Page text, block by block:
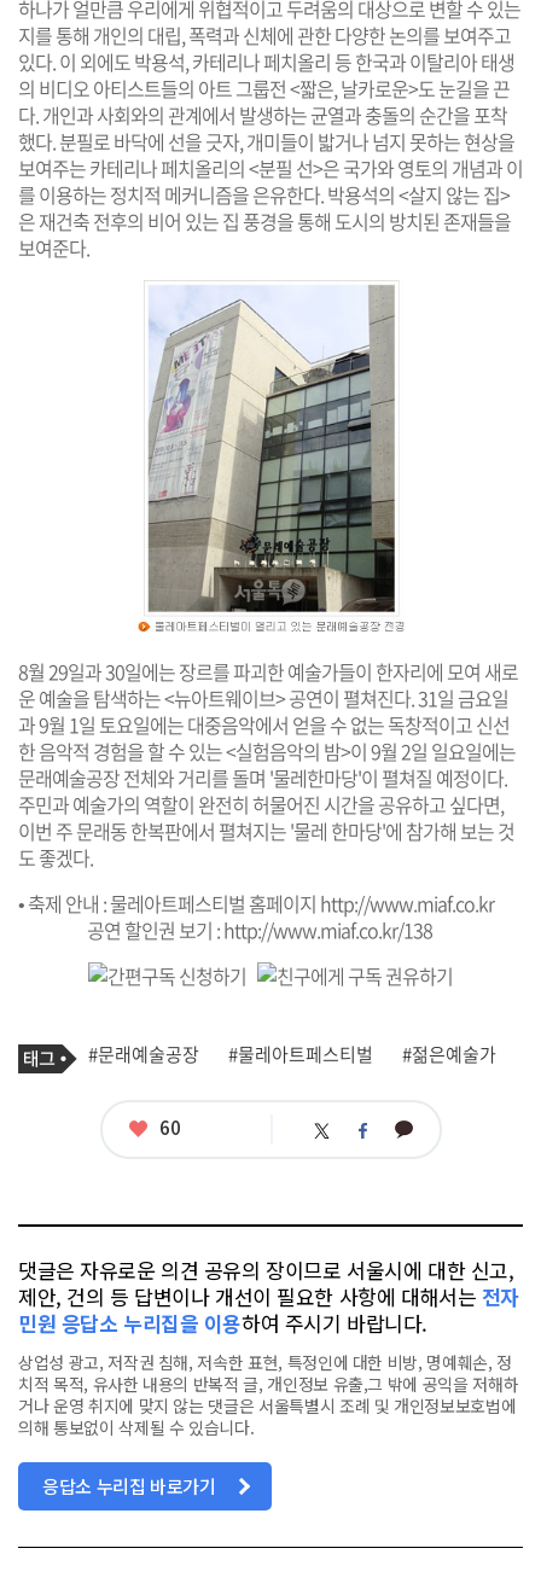
하나가 얼만큼 우리에게 위협적이고 두려움의 대상으로 변할 수 있는
지를 통해 개인의 대립, 폭력과 신체에 관한 다양한 논의를 보여주고
있다. 이 외에도 박용석, 카테리나 페치올리 등 한국과 이탈리아 태생
의 비디오 아티스트들의 아트 그룹전 <짧은, 날카로운>도 눈길을 끈
다. 개인과 사회와의 관계에서 발생하는 균열과 충돌의 순간을 포착
했다. 분필로 바닥에 선을 긋자, 개미들이 밟거나 넘지 못하는 현상을
보여주는 카테리나 페치올리의 <분필 선>은 국가와 영토의 개념과 이
를 이용하는 정치적 메커니즘을 은유한다. 박용석의 <살지 않는 집>
은 재건축 전후의 비어 있는 집 풍경을 통해 도시의 방치된 존재들을
보여준다.
8월 29일과 30일에는 장르를 파괴한 예술가들이 한자리에 모여 새로
운 예술을 탐색하는 <뉴아트웨이브> 공연이 펼쳐진다. 31일 금요일
과 9월 1일 토요일에는 대중음악에서 얻을 수 없는 독창적이고 신선
한 음악적 경험을 할 수 있는 <실험음악의 밤>이 9월 2일 일요일에는
문래예술공장 전체와 거리를 돌며 '물레한마당'이 펼쳐질 예정이다.
주민과 예술가의 역할이 완전히 허물어진 시간을 공유하고 싶다면,
이번 주 문래동 한복판에서 펼쳐지는 '물레 한마당'에 참가해 보는 것
도 좋겠다.
• 축제 안내 : 물레아트페스티벌 홈페이지 http://www.miaf.co.kr
공연 할인권 보기 :http://www.miaf.co.kr/138
기
사
태
그
#문래예술공장 #물레아트페스티벌 #젊은예술가
좋
60 트 페 카
댓글은 자유로운 의견 공유의 장이므로 서울시에 대한 신고,
제안, 건의 등 답변이나 개선이 필요한 사항에 대해서는 전자
민원 응답소 누리집을 이용하여 주시기 바랍니다.
상업성 광고, 저작권 침해, 저속한 표현, 특정인에 대한 비방, 명예훼손, 정
치적 목적, 유사한 내용의 반복적 글, 개인정보 유출,그 밖에 공익을 저해하
거나 운영 취지에 맞지 않는 댓글은 서울특별시 조례 및 개인정보보호법에
의해 통보없이 삭제될 수 있습니다.
응답소 누리집 바로가기